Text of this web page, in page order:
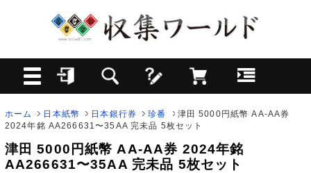
ホーム 日本紙幣 日本銀行券 珍番
津田 5000円紙幣 AA-AA券
2024年銘 AA266631〜35AA 完未品 5枚セット
津田 5000円紙幣 AA-AA券 2024年銘
AA266631〜35AA 完未品 5枚セット